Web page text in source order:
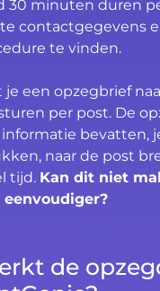
30 minuten duren
contactgegevens
te vinden.
je een opzegbrief
per post. De
bevatten,
naar de post
tijd. Kan dit niet
de